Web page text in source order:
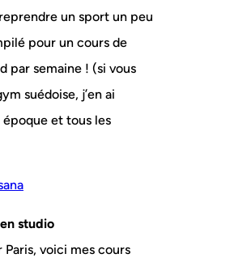
un sport un peu
pour un cours de
par semaine ! (si vous
suédoise, j’en ai
et tous les
studio
Paris, voici mes cours